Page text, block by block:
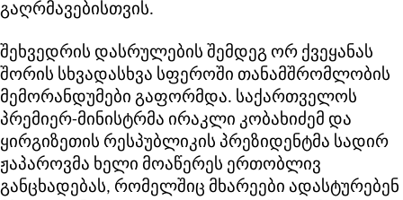
გაღრმავებისთვის.
შეხვედრის დასრულების შემდეგ ორ ქვეყანას
შორის სხვადასხვა სფეროში თანამშრომლობის
მემორანდუმები გაფორმდა. საქართველოს
პრემიერ-მინისტრმა ირაკლი კობახიძემ და
ყირგიზეთის რესპუბლიკის პრეზიდენტმა სადირ
ჟაპაროვმა ხელი მოაწერეს ერთობლივ
განცხადებას, რომელშიც მხარეები ადასტურებენ